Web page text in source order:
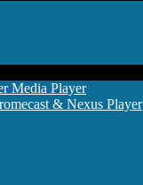
Media Player
& Nexus Player